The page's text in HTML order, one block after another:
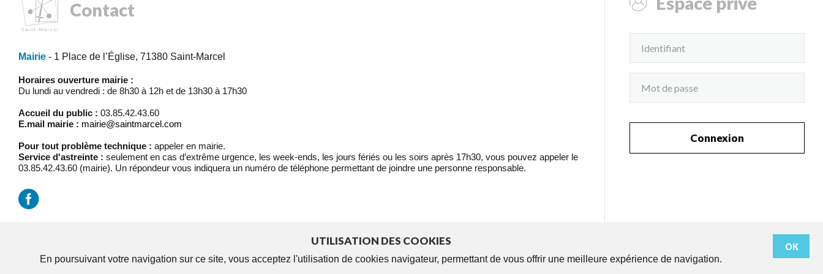
Contact
Mairie - 1 Place de l’Église, 71380 Saint-Marcel
Horaires ouverture mairie :
Du lundi au vendredi : de 8h30 à 12h et de 13h30 à 17h30
Accueil du public : 03.85.42.43.60
E.mail mairie : mairie@saintmarcel.com
Pour tout problème technique : appeler en mairie.
Service d'astreinte : seulement en cas d’extrême urgence, les week-ends, les jours fériés ou les soirs après 17h30, vous pouvez appeler le
03.85.42.43.60 (mairie). Un répondeur vous indiquera un numéro de téléphone permettant de joindre une personne responsable.
Connexion
OK
UTILISATION DES COOKIES
En poursuivant votre navigation sur ce site, vous acceptez l'utilisation de cookies navigateur, permettant de vous offrir une meilleure expérience de navigation.